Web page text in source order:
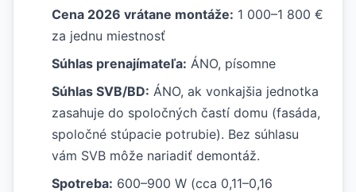
Cena 2026 vrátane montáže: 1 000–1 800 €
za jednu miestnosť
Súhlas prenajímateľa: ÁNO, písomne
Súhlas SVB/BD: ÁNO, ak vonkajšia jednotka
zasahuje do spoločných častí domu (fasáda,
spoločné stúpacie potrubie). Bez súhlasu
vám SVB môže nariadiť demontáž.
Spotreba: 600–900 W (cca 0,11–0,16